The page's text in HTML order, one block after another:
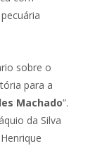
sobre o
para a
Machado”.
da Silva